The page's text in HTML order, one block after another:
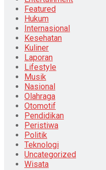
Featured
Hukum
Internasional
Kesehatan
Kuliner
Laporan
Lifestyle
Musik
Nasional
Olahraga
Otomotif
Pendidikan
Peristiwa
Politik
Teknologi
Uncategorized
Wisata